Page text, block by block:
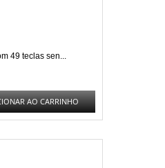
49 teclas sen...
AO CARRINHO